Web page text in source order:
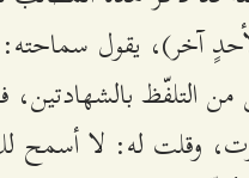
آخر)، يقول
التلفّظ بالشهادتين،
وقلت له: لا أسمح